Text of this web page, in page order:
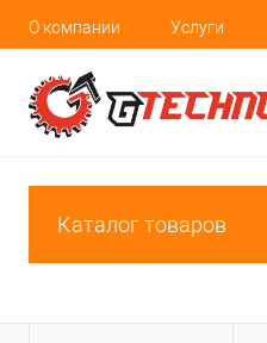
О компании Услуги
Каталог товаров